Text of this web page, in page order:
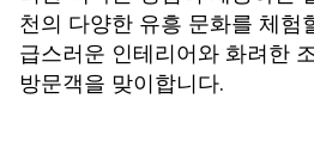
천의 다양한 유흥 문화를 체험
급스러운 인테리어와 화려한
방문객을 맞이합니다.